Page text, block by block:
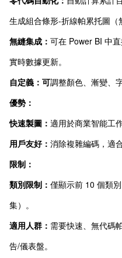
生成組合條形-折線帕累托圖（
無縫集成： 可在 Power BI 中
實時數據更新。
自定義：可調整顏色、漸變、
優勢：
快速製圖： 適用於商業智能工
用戶友好： 消除複雜編碼，適
限制：
類別限制： 僅顯示前 10 個類
集）。
適用人群： 需要快速、無代碼
告/儀表盤。